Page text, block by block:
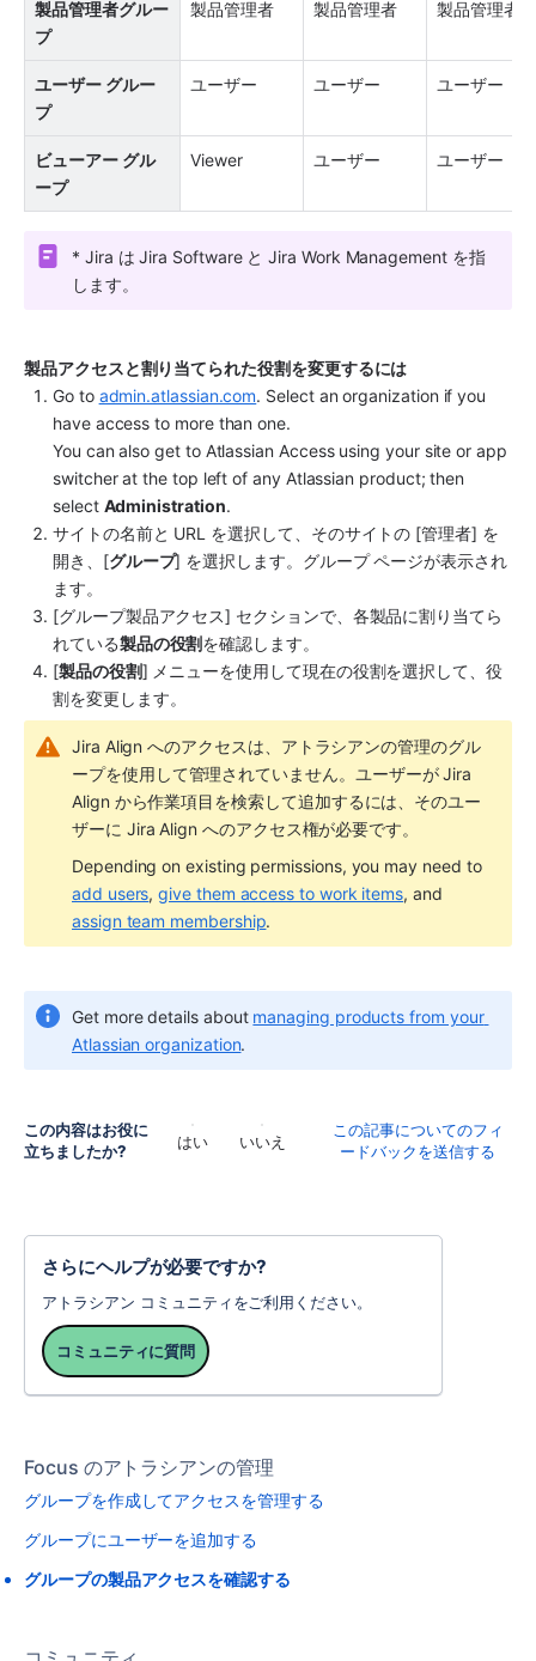
製品管理者グルー
プ
製品管理者 製品管理者 製品管理者
ユーザー グルー
プ
ユーザー ユーザー ユーザー
ビューアー グル
ープ
Viewer ユーザー ユーザー
* Jira は Jira Software と Jira Work Management を指
します。
製品アクセスと割り当てられた役割を変更するには
Go to admin.atlassian.com. Select an organization if you
have access to more than one.
You can also get to Atlassian Access using your site or app
switcher at the top left of any Atlassian product; then
select Administration.
サイトの名前と URL を選択して、そのサイトの [管理者] を
開き、[グループ] を選択します。グループ ページが表示され
ます。
[グループ製品アクセス] セクションで、各製品に割り当てら
れている製品の役割を確認します。
[製品の役割] メニューを使用して現在の役割を選択して、役
割を変更します。
Jira Align へのアクセスは、アトラシアンの管理のグル
ープを使用して管理されていません。ユーザーが Jira
Align から作業項目を検索して追加するには、そのユー
ザーに Jira Align へのアクセス権が必要です。
Depending on existing permissions, you may need to
add users, give them access to work items
assign team membership.
Get more details about managing products from your
Atlassian organization.
この内容はお役に
立ちましたか?
はい いいえ
この記事についてのフィ
ードバックを送信する
さらにヘルプが必要ですか?
アトラシアン コミュニティをご利用ください。
コミュニティに質問
Focus のアトラシアンの管理
グループを作成してアクセスを管理する
グループにユーザーを追加する
グループの製品アクセスを確認する